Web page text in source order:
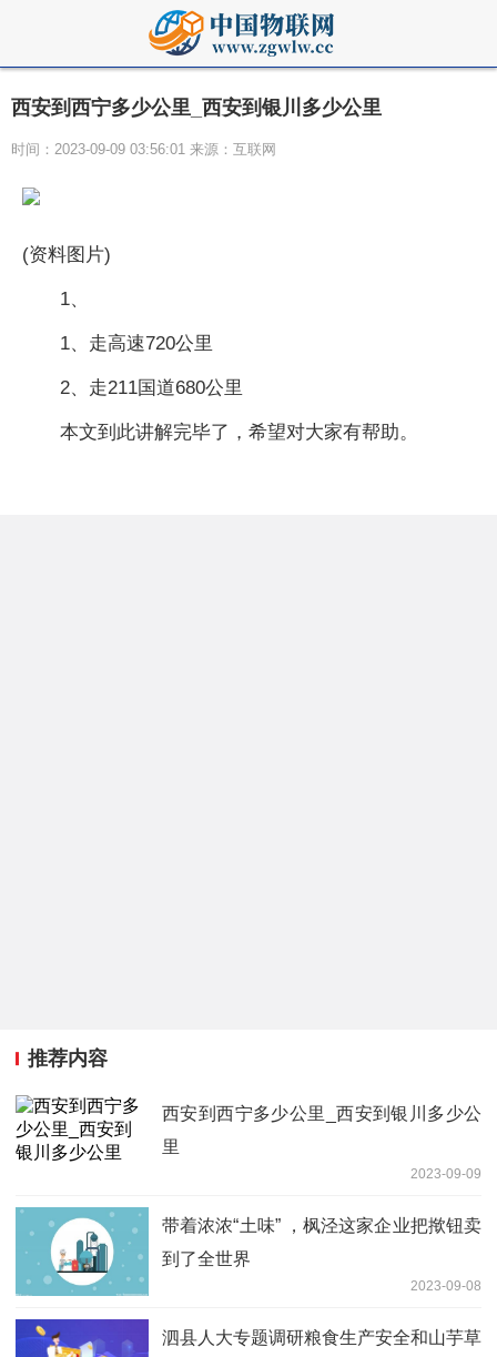
西安到西宁多少公里_西安到银川多少公里
时间：2023-09-09 03:56:01 来源：互联网
(资料图片)
1、
1、走高速720公里
2、走211国道680公里
本文到此讲解完毕了，希望对大家有帮助。
推荐内容
西安到西宁多少公里_西安到银川多少公
里
2023-09-09
带着浓浓“土味” ，枫泾这家企业把揿钮卖
到了全世界
2023-09-08
泗县人大专题调研粮食生产安全和山芋草